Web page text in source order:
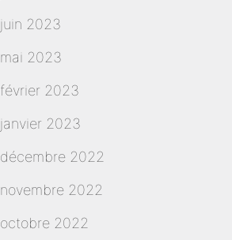
juin 2023
mai 2023
février 2023
janvier 2023
décembre 2022
novembre 2022
octobre 2022